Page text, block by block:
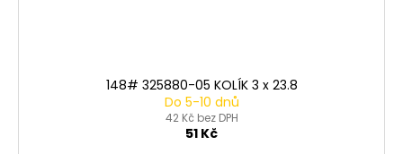
148# 325880-05 KOLÍK 3 x 23.8
Do 5-10 dnů
42 Kč bez DPH
51 Kč